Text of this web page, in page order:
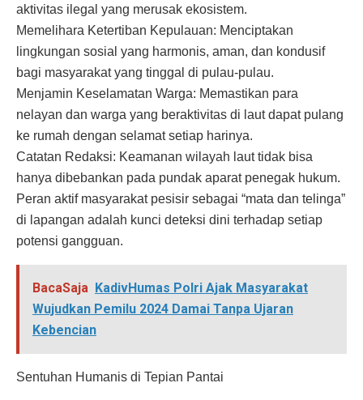
aktivitas ilegal yang merusak ekosistem.
Memelihara Ketertiban Kepulauan: Menciptakan
lingkungan sosial yang harmonis, aman, dan kondusif
bagi masyarakat yang tinggal di pulau-pulau.
Menjamin Keselamatan Warga: Memastikan para
nelayan dan warga yang beraktivitas di laut dapat pulang
ke rumah dengan selamat setiap harinya.
Catatan Redaksi: Keamanan wilayah laut tidak bisa
hanya dibebankan pada pundak aparat penegak hukum.
Peran aktif masyarakat pesisir sebagai “mata dan telinga”
di lapangan adalah kunci deteksi dini terhadap setiap
potensi gangguan.
BacaSaja KadivHumas Polri Ajak Masyarakat
Wujudkan Pemilu 2024 Damai Tanpa Ujaran
Kebencian
Sentuhan Humanis di Tepian Pantai